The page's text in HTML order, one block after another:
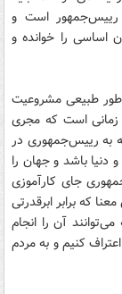
رییس‌جمهور است و
اساسی را خوانده و
طبیعی مشروعیت
زمانی است که مجری
به رییس‌جمهوری در
دنیا باشد و جهان را
جای کارآموزی
که برابر ابرقدرتی
آن را انجام
کنیم و به مردم